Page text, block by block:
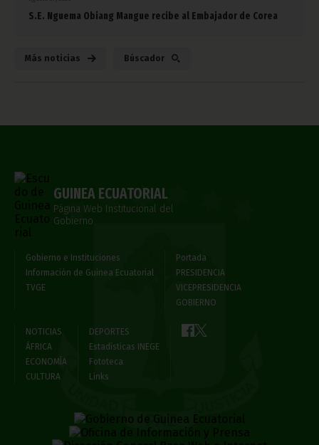
S.E. Nguema Obiang Mangue recibe al Embajador de Corea
Más noticias Búscador
GUINEA ECUATORIAL
Página Web Institucional del
Gobierno
Gobierno e Instituciones
Información de Guinea Ecuatorial
TVGE
Portada
PRESIDENCIA
VICEPRESIDENCIA
GOBIERNO
NOTICIAS
ÁFRICA
ECONOMÍA
CULTURA
DEPORTES
Estadísticas INEGE
Fototeca
Links